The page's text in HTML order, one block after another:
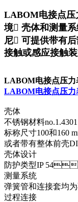
LABOM电接点压
境􀂄 壳体和测量
尼􀂄 可提供带有
接触或感应接触装
LABOM电接点压力
LABOM电接点压力
壳体
不锈钢材料no.1.4301
标称尺寸100和160
或者带有整体前壳
壳体设计
防护类型IP
测量系统
弹簧管和连接套均为
过程连接